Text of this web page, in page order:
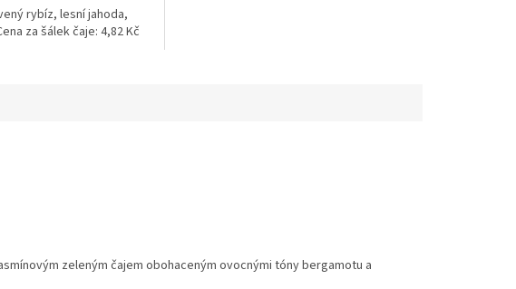
rybíz, lesní jahoda,
za šálek čaje: 4,82 Kč
zeleným čajem obohaceným ovocnými tóny bergamotu a